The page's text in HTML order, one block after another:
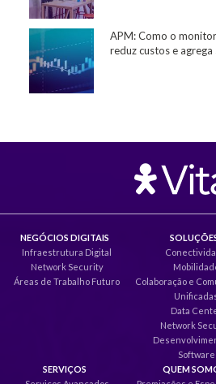
APM: Como o
reduz custos e
NEGÓCIOS DIGITAIS
Infraestrutura Digital
Network Security
Áreas de Trabalho Futuro
Colaboração e
Data
Network
Software
SERVIÇOS
QUEM